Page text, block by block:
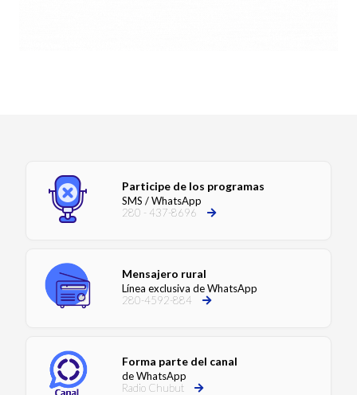
Participe de los programas
SMS / WhatsApp
280 - 437-8696
Mensajero rural
Línea exclusiva de WhatsApp
280-4592-884
Forma parte del canal
de WhatsApp
Radio Chubut